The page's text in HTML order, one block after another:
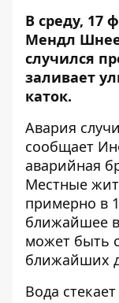
В среду, 17
Мендл
случился
заливает
каток.
Авария
сообщает
аварийная
Местные
примерно в
ближайшее
может быть
ближайших
Вода